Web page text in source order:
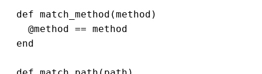
  def match_method(method)
    @method == method
  end